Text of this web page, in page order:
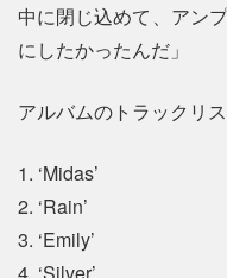
中に閉じ込めて、アン
にしたかったんだ」
アルバムのトラックリ
1. ‘Midas’
2. ‘Rain’
3. ‘Emily’
4. ‘Silver’